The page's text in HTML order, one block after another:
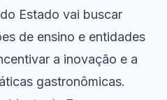
Estado vai buscar
de ensino e entidades
a inovação e a
gastronômicas.